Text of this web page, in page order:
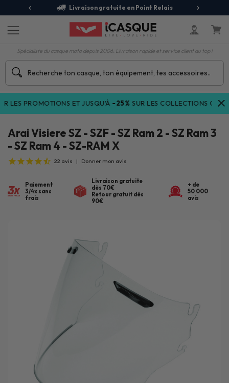
Livraison gratuite en Point Relais
Spécialiste du casque moto depuis 2006. Livraison rapide et service client au top !
ET JUSQU'À-25%SUR LES COLLECTIONS
Arai Visiere SZ - SZF - SZ Ram 2 - SZ Ram 3
- SZ Ram 4 - SZ-RAM X
22 avis | Donner mon avis
Paiement
3/4x sans
frais
Livraison gratuite
dès 70€
Retour gratuit dès
90€
+ de
50 000
avis